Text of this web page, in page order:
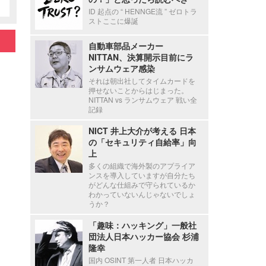
ID 起点の “ HENNGE流 ” ゼロトラ
ストここに爆誕
自動車部品メーカー
NITTAN、決算開示目前にラ
ンサムウェア感染
それは朝出社してタイムカードを
押せないことからはじまった。
NITTAN vs ランサムウェア 戦い全
記録
NICT 井上大介が考える 日本
の「セキュリティ自給率」向
上
多くの組織で海外製のアプライア
ンスを導入していますが自分たち
がどんな仕組みで守られているか
わかっていないんじゃないでしょ
うか？
「趣味：ハッキング」一般社
団法人日本ハッカー協会 杉浦
隆幸
国内 OSINT 第一人者 日本ハッカ